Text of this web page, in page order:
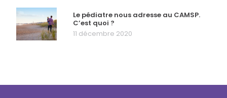
Le pédiatre nous adresse au CAMSP.
C’est quoi ?
11 décembre 2020